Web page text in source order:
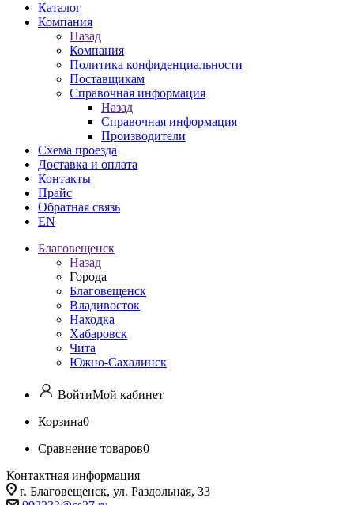
Каталог
Компания
Назад
Компания
Политика конфиденциальности
Поставщикам
Справочная информация
Назад
Справочная информация
Производители
Схема проезда
Доставка и оплата
Контакты
Прайс
Обратная связь
EN
Благовещенск
Назад
Города
Благовещенск
Владивосток
Находка
Хабаровск
Чита
Южно-Сахалинск
ВойтиМой кабинет
Корзина0
Сравнение товаров0
Контактная информация
г. Благовещенск, ул. Раздольная, 33